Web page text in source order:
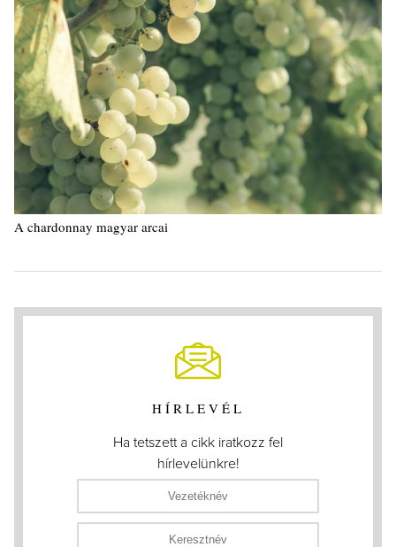
A chardonnay magyar arcai
HÍRLEVÉL
Ha tetszett a cikk iratkozz fel
hírlevelünkre!